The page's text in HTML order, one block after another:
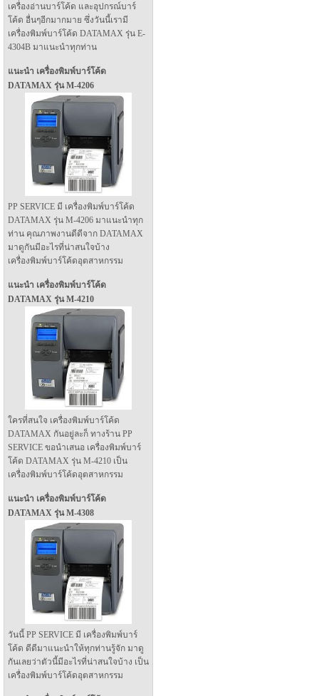
เครื่องอ่านบาร์โค้ด และอุปกรณ์บาร์
โค้ด อื่นๆอีกมากมาย ซึ่งวันนี้เรามี
เครื่องพิมพ์บาร์โค้ด DATAMAX รุ่น E-
4304B มาแนะนำทุกท่าน
แนะนำ เครื่องพิมพ์บาร์โค้ด
DATAMAX รุ่น M-4206
PP SERVICE มี เครื่องพิมพ์บาร์โค้ด
DATAMAX รุ่น M-4206 มาแนะนำทุก
ท่าน คุณภาพงานดีดีจาก DATAMAX
มาดูกันมีอะไรที่น่าสนใจบ้าง
เครื่องพิมพ์บาร์โค้ดอุตสาหกรรม
แนะนำ เครื่องพิมพ์บาร์โค้ด
DATAMAX รุ่น M-4210
ใครที่สนใจ เครื่องพิมพ์บาร์โค้ด
DATAMAX กันอยู่ละก็ ทางร้าน PP
SERVICE ขอนำเสนอ เครื่องพิมพ์บาร์
โค้ด DATAMAX รุ่น M-4210 เป็น
เครื่องพิมพ์บาร์โค้ดอุตสาหกรรม
แนะนำ เครื่องพิมพ์บาร์โค้ด
DATAMAX รุ่น M-4308
วันนี้ PP SERVICE มี เครื่องพิมพ์บาร์
โค้ด ดีดีมาแนะนำให้ทุกท่านรู้จัก มาดู
กันเลยว่าตัวนี้มีอะไรที่น่าสนใจบ้าง เป็น
เครื่องพิมพ์บาร์โค้ดอุตสาหกรรม